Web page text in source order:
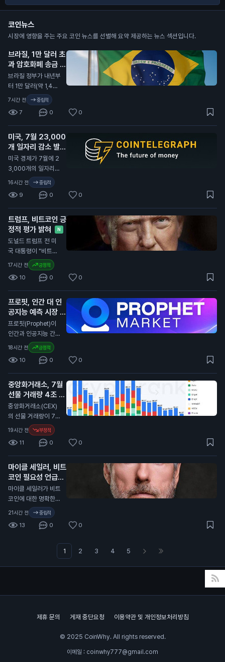
코인뉴스
시장에 영향을 주는 주요 코인 뉴스를 선별해 요약 제공하는 뉴스 섹션입니다.
브라질, 1만 달러 초
과 암호화폐 송금 지
연 발표
N
브라질 정부가 내년부
터 1만 달러(약 1,400
만 원) 이상의 암호화
폐 송금을 최대 24시
간 지연시키기로 했습
니다. 이는 새로운 사
기 방지 규정에 따른
조치입니다. 이번 규
정은 외국 기업이나
개인 지갑으로의 송금
에 적용됩니다. 브라
질 정부는 이를 통해
금융 범죄를 예방하
고, 투명성을 높이겠
다는 의도를 밝혔습니
다. 새로운 규정은 내
년부터 시행될 예정입
니다. 일반 투자자에
거래가 늦어질 수 있
어, 자산 관리에 주의
해외 거래를 계획 중
인 투자자들은 이 점
을 고려해야 합니다.
7시간 전 중립적
7 0 0
미국, 7월 23,000
개 일자리 감소 발표
N
미국 경제가 7월에 2
3,000개의 일자리를
잃었다고 발표했습니
다. 이는 80,000개
의 일자리 증가 예상
과 크게 다릅니다. 미
국 노동부의 데이터에
따르면 실업률은 4.
1%로 소폭 감소했습
니다. 경제 전문가들
은 85,000개의 일자
리 증가를 예상했으
나, 실제로는 감소했
습니다. 이는 연방준
비제도(Fed)가 금리
인상 여부를 결정하는
데 중요한 영향을 미
칠 수 있습니다. 이번
투자자에게 중요한 신
호입니다. 금리 인상
가격에 긍정적인 영향
을 미칠 수 있습니다.
16시간 전 중립적
9 0 0
트럼프, 비트코인 긍
정적 평가 밝혀
N
도널드 트럼프 전 미
국 대통령이 "비트코
인은 큰 일이다. 사람
들이 비트코인으로 결
제하고 있다. 이는 달
러에 대한 압박을 줄
인다. 우리나라에 좋
은 일이다"라고 말했
습니다. 트럼프의 발
언은 암호화폐에 대한
긍정적인 시각을 드러
냅니다. 그의 아들들
이 지분을 가진 암호
화폐 채굴 회사인 아
메리칸 비트코인은 최
근 2분기 동안 5,72
0만 달러(약 800억
원)의 손실을 기록했
격이 2분기 동안 11%
하락한 영향이 컸습니
비트코인 932개를
채굴하며 생산량을 증
가시켰습니다. 트럼프
의 긍정적인 발언은
비트코인 가격에 긍정
적인 영향을 미칠 수
있습니다. 이는 일반
17시간 전 긍정적
10 0 0
프로핏, 인간 대 인
공지능 예측 시장 출
시
N
프로핏(Prophet)이
인간과 인공지능 간의
예측 시장을 출시했습
니다. 사용자는 어떤
주제든 시장을 만들고
프로핏과 직접 거래할
수 있습니다. 이 서비
스는 사용자에게 예측
을 통해 수익을 올릴
기회를 제공합니다.
프로핏은 인공지능을
활용해 예측의 정확성
을 높이고, 사용자들
은 자신의 전문 지식
을 활용해 시장을 형
성할 수 있습니다. 가
입 시 코드 "COIN10
1"을 입력하면 혜택을
예측 시장은 일반 투
자자에게 새로운 투자
인공지능과의 거래는
예측의 정확성을 높일
수 있어, 투자자들은
18시간 전 긍정적
10 0 0
중앙화거래소, 7월
선물 거래량 4조 달
러로 감소
N
중앙화거래소(CEX)
의 선물 거래량이 7월
에 4조 달러(약 5천
800조 원)로 감소했
습니다. 이는 2023
년 12월 이후 가장 낮
은 수준입니다. 이 통
계는 암호화폐 분석
플랫폼인 크립토랭크
(CryptoRank)의 자
료를 바탕으로 합니
다. 최근 몇 달 동안 기
술주 매도와 원자재
장이 불안정해졌습니
다. 이러한 상황은 중
앙화거래소의 거래량
식은 투자자들에게 중
다. 거래량 감소는 시
19시간 전 부정적
11 0 0
마이클 세일러, 비트
코인 필요성 언급
N
마이클 세일러가 비트
코인에 대한 명확한
규제가 필요하지 않다
고 주장했습니다. 그
는 미국이 명확한 규
매각해 1억 달러(약 1,
을 통과시킬 시간이
21시간 전 중립적
13 0 0
1 2 3 4 5
제휴 문의 게재 중단요청 이용약관 및 개인정보처리방침
© 2025 CoinWhy. All rights reserved.
이메일 : coinwhy777@gmail.com